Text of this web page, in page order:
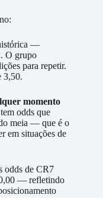
—
O grupo
para repetir.
3,50.
momento
odds que
meia — que é o
em situações de
odds de CR7
— refletindo